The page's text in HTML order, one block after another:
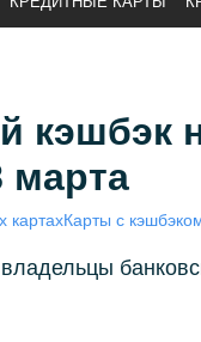
кэшбэк
марта
картахКарты с